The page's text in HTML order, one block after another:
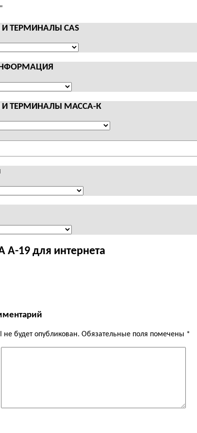
ТЕРМИНАЛЫ CAS
И ТЕРМИНАЛЫ МАССА-К
19 для интернета
будет опубликован. Обязательные поля помечены *